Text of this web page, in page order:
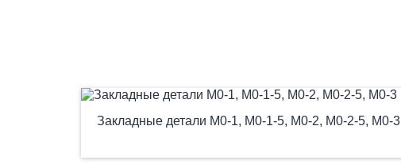
Закладные детали М0-1, М0-1-5, М0-2, М0-2-5, М0-3